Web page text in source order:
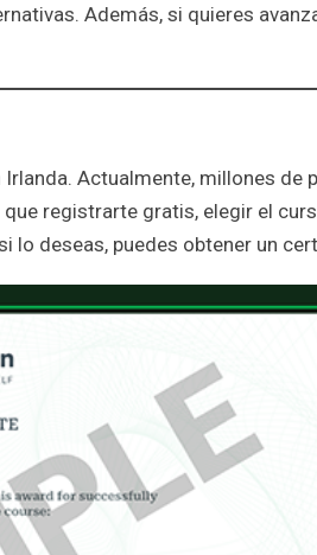
Además, si quieres
Actualmente, millones de
registrarte gratis, elegir el
lo deseas, puedes obtener un